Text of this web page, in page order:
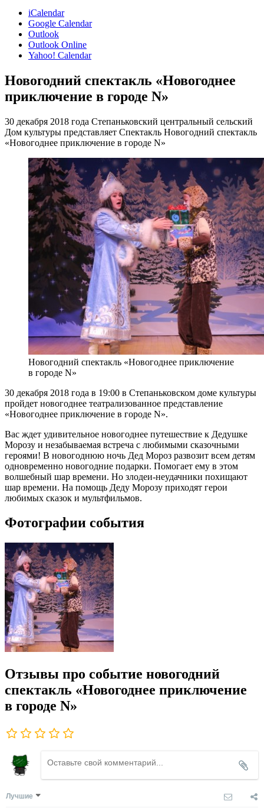
iCalendar
Google Calendar
Outlook
Outlook Online
Yahoo! Calendar
Новогодний спектакль «Новогоднее
приключение в городе N»
30 декабря 2018 года Степаньковский центральный сельский
Дом культуры представляет Спектакль Новогодний спектакль
«Новогоднее приключение в городе N»
Новогодний спектакль «Новогоднее приключение
в городе N»
30 декабря 2018 года в 19:00 в Степаньковском доме культуры
пройдет новогоднее театрализованное представление
«Новогоднее приключение в городе N».
Вас ждет удивительное новогоднее путешествие к Дедушке
Морозу и незабываемая встреча с любимыми сказочными
героями! В новогоднюю ночь Дед Мороз развозит всем детям
одновременно новогодние подарки. Помогает ему в этом
волшебный шар времени. Но злодеи-неудачники похищают
шар времени. На помощь Деду Морозу приходят герои
любимых сказок и мультфильмов.
Фотографии события
Отзывы про событие новогодний
спектакль «Новогоднее приключение
в городе N»
Лучшие